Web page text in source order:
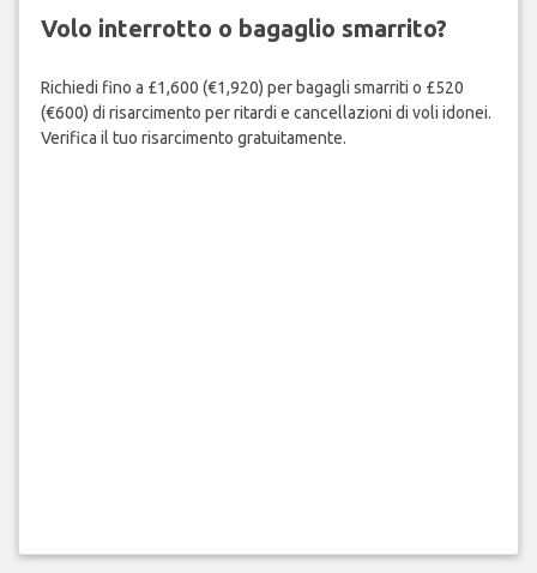
Volo interrotto o bagaglio smarrito?
Richiedi fino a £1,600 (€1,920) per bagagli smarriti o £520
(€600) di risarcimento per ritardi e cancellazioni di voli idonei.
Verifica il tuo risarcimento gratuitamente.